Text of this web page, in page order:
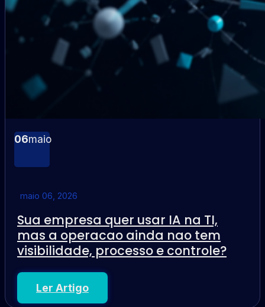
06maio
maio 06, 2026
Sua empresa quer usar IA na TI,
mas a operacao ainda nao tem
visibilidade, processo e controle?
Ler Artigo